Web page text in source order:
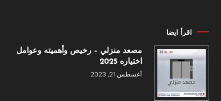
اقرأ ايضا
مصعد منزلي – رخيص وأهميته وعوامل
اختياره 2025
أغسطس 21, 2023